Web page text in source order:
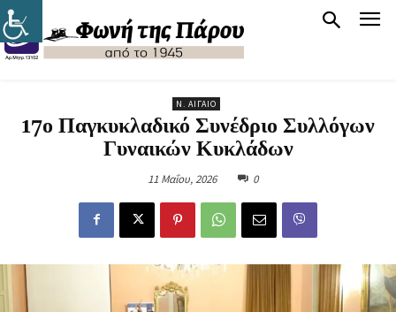
Ν. ΑΙΓΑΊΟ
17ο Παγκυκλαδικό Συνέδριο Συλλόγων
Γυναικών Κυκλάδων
11 Μαΐου, 2026 0